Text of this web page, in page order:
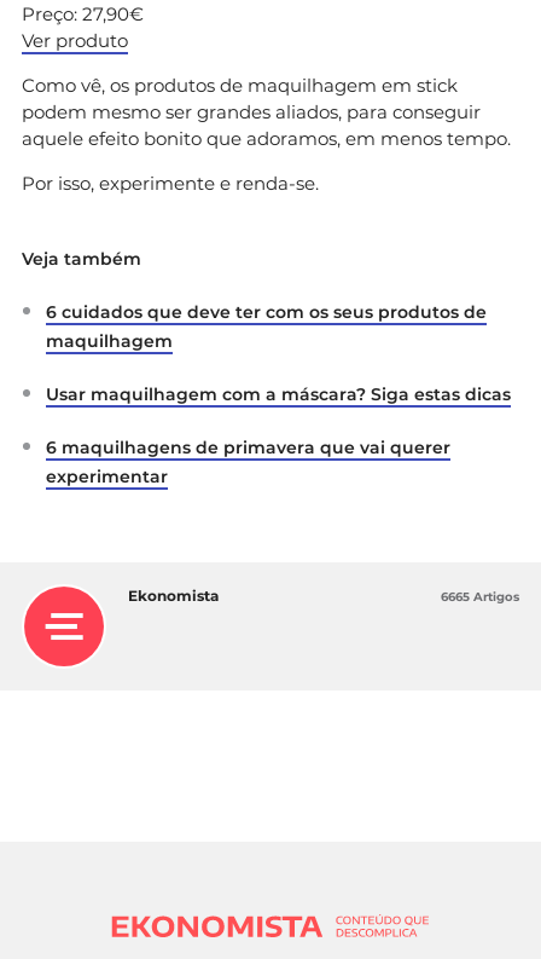
Preço: 27,90€
Ver produto
Como vê, os produtos de maquilhagem em stick
podem mesmo ser grandes aliados, para conseguir
aquele efeito bonito que adoramos, em menos tempo.
Por isso, experimente e renda-se.
Veja também
6 cuidados que deve ter com os seus produtos de
maquilhagem
Usar maquilhagem com a máscara? Siga estas dicas
6 maquilhagens de primavera que vai querer
experimentar
Ekonomista 6665 Artigos